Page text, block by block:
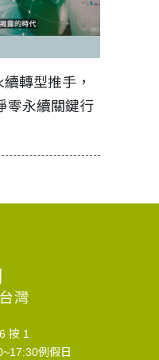
轉型推手，
零永續關鍵行
按 1
例假日